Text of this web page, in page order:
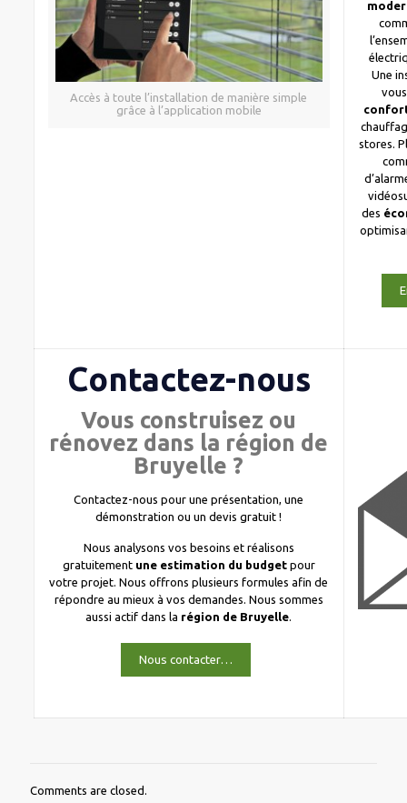
Accès à toute l’installation de manière simple
grâce à l’application mobile
Une
stores.
des
Contactez-nous
Vous construisez ou
rénovez dans la région de
Bruyelle ?
Contactez-nous pour une présentation, une
démonstration ou un devis gratuit !
Nous analysons vos besoins et réalisons
gratuitement une estimation du budgetpour
votre projet. Nous offrons plusieurs formules afin de
répondre au mieux à vos demandes. Nous sommes
aussi actif dans la région de Bruyelle.
Nous contacter…
Comments are closed.